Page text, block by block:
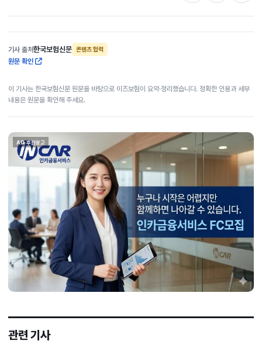
기사 출처한국보험신문 콘텐츠 협력
원문 확인
이 기사는 한국보험신문 원문을 바탕으로 이즈보험이 요약·정리했습니다. 정확한 인용과 세부
내용은 원문을 확인해 주세요.
AD 후원광고
관련 기사